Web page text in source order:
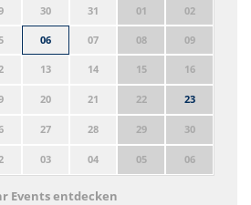
30 31 01 02
06 07 08 09
13 14 15 16
20 21 22 23
27 28 29 30
03 04 05 06
Events entdecken